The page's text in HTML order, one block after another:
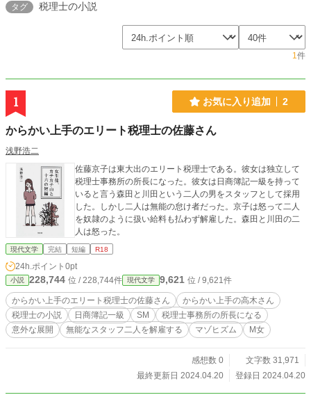
タグ 税理士の小説
1件
1 お気に入り追加 2
からかい上手のエリート税理士の佐藤さん
浅野浩二
佐藤京子は東大出のエリート税理士である。彼女は独立して
税理士事務所の所長になった。彼女は日商簿記一級を持って
いると言う森田と川田という二人の男をスタッフとして採用
した。しかし二人は無能の怠け者だった。京子は怒って二人
を奴隷のように扱い給料も払わず解雇した。森田と川田の二
人は怒った。
現代文学 完結 短編 R18
24h.ポイント 0pt
小説 228,744 位 / 228,744件 現代文学 9,621 位 / 9,621件
からかい上手のエリート税理士の佐藤さん
からかい上手の高木さん
税理士の小説
日商簿記一級 SМ
税理士事務所の所長になる
意外な展開
無能なスタッフ二人を解雇する マゾヒズム М女
感想数 0
文字数 31,971
最終更新日 2024.04.20
登録日 2024.04.20